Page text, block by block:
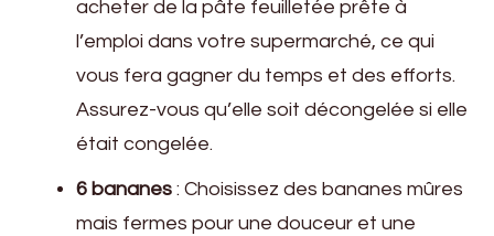
acheter de la pâte feuilletée prête à
l’emploi dans votre supermarché, ce qui
vous fera gagner du temps et des efforts.
Assurez-vous qu’elle soit décongelée si elle
était congelée.
6 bananes : Choisissez des bananes mûres
mais fermes pour une douceur et une